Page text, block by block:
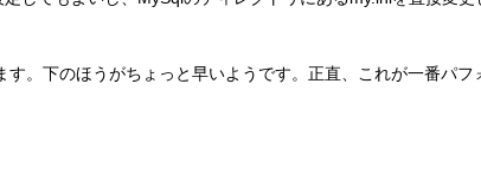
。下のほうがちょっと早いようです。正直、これが一番パフ